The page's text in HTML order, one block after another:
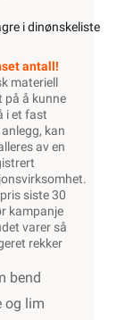
i dinønskeliste
antall!
materiell
på å kunne
i et fast
kan
av en
.
siste 30
kampanje
varer så
rekker
bend
og lim